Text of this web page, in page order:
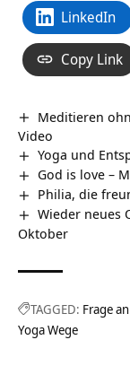
LinkedIn
Copy Link
Meditieren
Video
Yoga und
God is love –
Philia, die
Wieder neues
Oktober
TAGGED: Frage
Yoga Wege